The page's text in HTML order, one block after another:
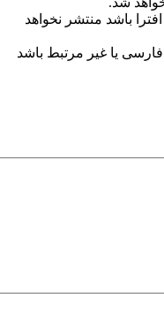
باشد منتشر نخواهد
فارسی یا غیر مرتبط باشد